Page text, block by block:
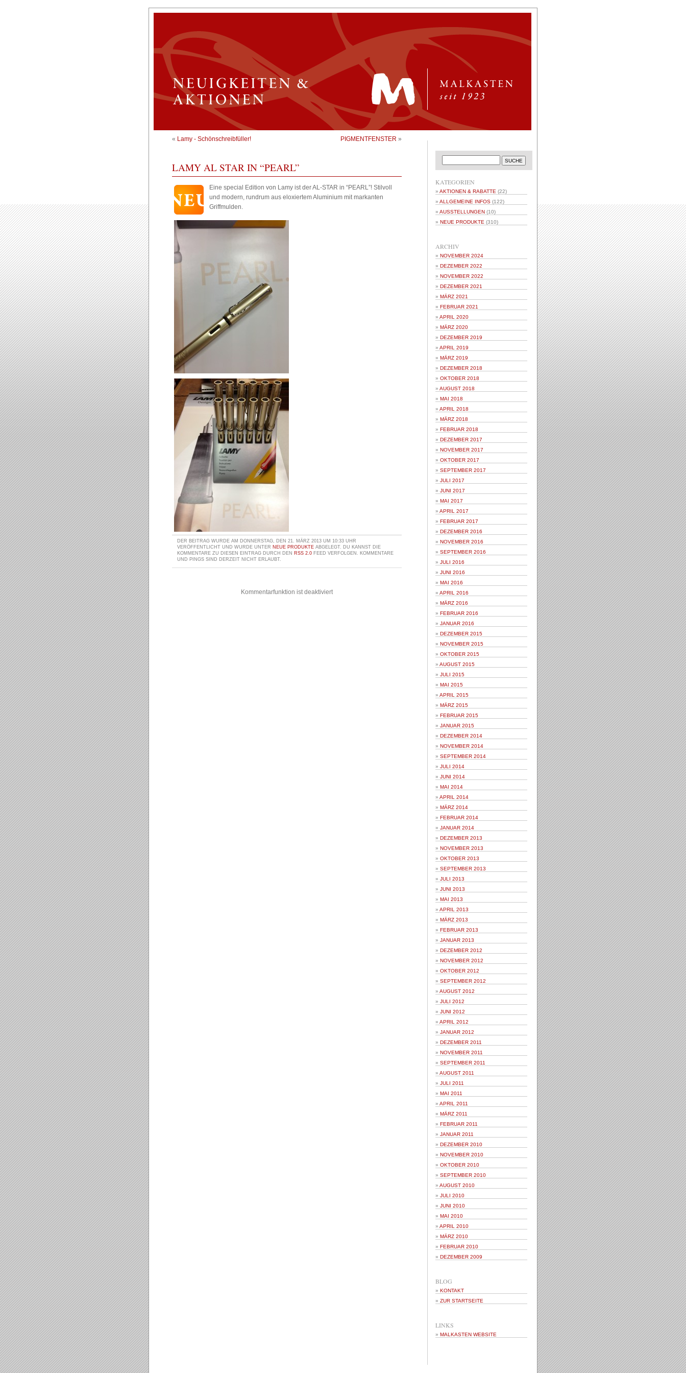
« Lamy - Schönschreibfüller! PIGMENTFENSTER »
LAMY AL STAR IN “PEARL”
Eine special Edition von Lamy ist der AL-STAR in “PEARL”! Stilvoll
und modern, rundrum aus eloxiertem Aluminium mit markanten
Griffmulden.
DER BEITRAG WURDE AM DONNERSTAG, DEN 21. MÄRZ 2013 UM 10:33 UHR
VERÖFFENTLICHT UND WURDE UNTER NEUE PRODUKTE ABGELEGT. DU KANNST DIE
KOMMENTARE ZU DIESEN EINTRAG DURCH DEN RSS 2.0 FEED VERFOLGEN. KOMMENTARE
UND PINGS SIND DERZEIT NICHT ERLAUBT.
Kommentarfunktion ist deaktiviert
KATEGORIEN
AKTIONEN & RABATTE (22)
ALLGEMEINE INFOS (122)
AUSSTELLUNGEN (10)
NEUE PRODUKTE (310)
ARCHIV
NOVEMBER 2024
DEZEMBER 2022
NOVEMBER 2022
DEZEMBER 2021
MÄRZ 2021
FEBRUAR 2021
APRIL 2020
MÄRZ 2020
DEZEMBER 2019
APRIL 2019
MÄRZ 2019
DEZEMBER 2018
OKTOBER 2018
AUGUST 2018
MAI 2018
APRIL 2018
MÄRZ 2018
FEBRUAR 2018
DEZEMBER 2017
NOVEMBER 2017
OKTOBER 2017
SEPTEMBER 2017
JULI 2017
JUNI 2017
MAI 2017
APRIL 2017
FEBRUAR 2017
DEZEMBER 2016
NOVEMBER 2016
SEPTEMBER 2016
JULI 2016
JUNI 2016
MAI 2016
APRIL 2016
MÄRZ 2016
FEBRUAR 2016
JANUAR 2016
DEZEMBER 2015
NOVEMBER 2015
OKTOBER 2015
AUGUST 2015
JULI 2015
MAI 2015
APRIL 2015
MÄRZ 2015
FEBRUAR 2015
JANUAR 2015
DEZEMBER 2014
NOVEMBER 2014
SEPTEMBER 2014
JULI 2014
JUNI 2014
MAI 2014
APRIL 2014
MÄRZ 2014
FEBRUAR 2014
JANUAR 2014
DEZEMBER 2013
NOVEMBER 2013
OKTOBER 2013
SEPTEMBER 2013
JULI 2013
JUNI 2013
MAI 2013
APRIL 2013
MÄRZ 2013
FEBRUAR 2013
JANUAR 2013
DEZEMBER 2012
NOVEMBER 2012
OKTOBER 2012
SEPTEMBER 2012
AUGUST 2012
JULI 2012
JUNI 2012
APRIL 2012
JANUAR 2012
DEZEMBER 2011
NOVEMBER 2011
SEPTEMBER 2011
AUGUST 2011
JULI 2011
MAI 2011
APRIL 2011
MÄRZ 2011
FEBRUAR 2011
JANUAR 2011
DEZEMBER 2010
NOVEMBER 2010
OKTOBER 2010
SEPTEMBER 2010
AUGUST 2010
JULI 2010
JUNI 2010
MAI 2010
APRIL 2010
MÄRZ 2010
FEBRUAR 2010
DEZEMBER 2009
BLOG
KONTAKT
ZUR STARTSEITE
LINKS
MALKASTEN WEBSITE